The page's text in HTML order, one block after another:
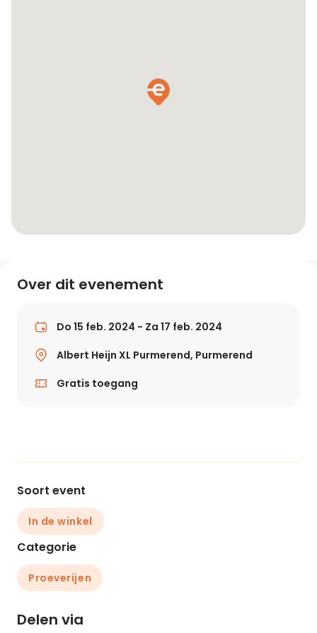
Over dit evenement
Do 15 feb. 2024 - Za 17 feb. 2024
Albert Heijn XL Purmerend, Purmerend
Gratis toegang
Soort event
In de winkel
Categorie
Proeverijen
Delen via